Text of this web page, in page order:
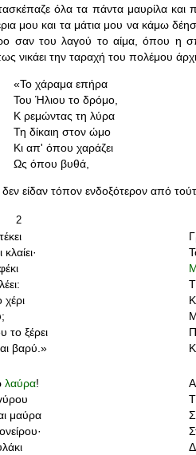
όλα τα πάντα μαυρίλα και
μου και τα μάτια μου να κάμω
σαν του λαγού το αίμα, όπου η
νικάει την ταραχή του πολέμου
«Το χάραμα επήρα
Του Ήλιου το δρόμο,
Κ ρεμώντας τη λύρα
Τη δίκαιη στον ώμο
Κι απ' όπου χαράζει
Ως όπου βυθά,
είδαν τόπον ενδοξότερον από
2
το ξέρει
βαρύ.»
λαύρα!
μαύρα